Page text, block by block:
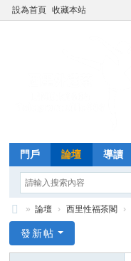
設為首頁 收藏本站
門戶 論壇 導讀
西
里
» 論壇 › 西里性福茶閣 ›
發新帖